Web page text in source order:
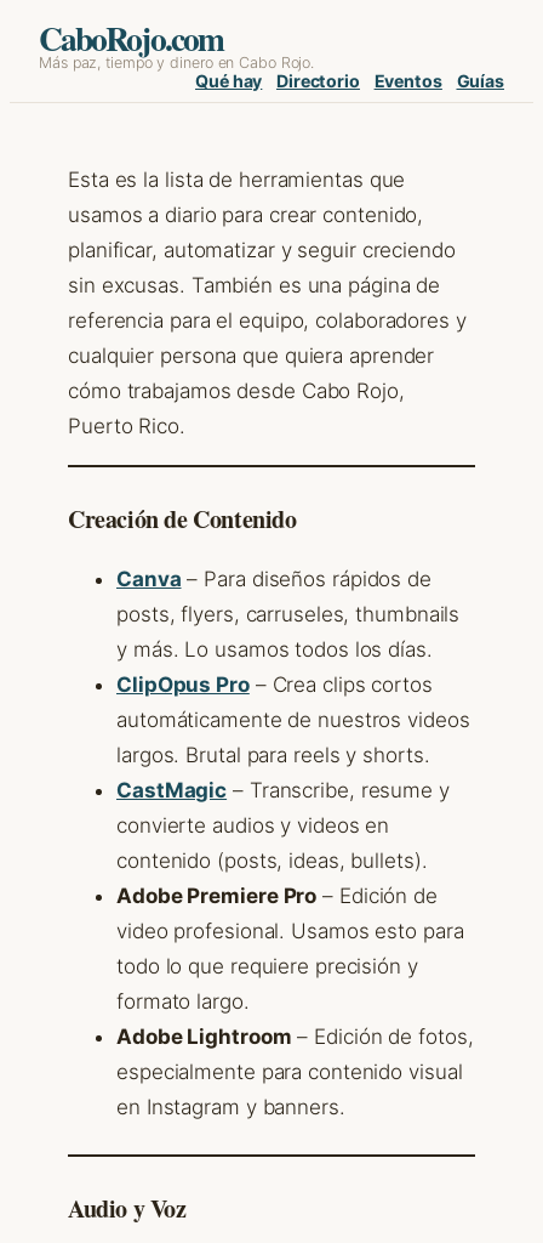
Skip
CaboRojo.com
Más paz, tiempo y dinero en Cabo Rojo.
Qué hay Directorio Eventos Guías
Esta es la lista de herramientas que
usamos a diario para crear contenido,
planificar, automatizar y seguir creciendo
sin excusas. También es una página de
referencia para el equipo, colaboradores y
cualquier persona que quiera aprender
cómo trabajamos desde Cabo Rojo,
Puerto Rico.
Creación de Contenido
Canva – Para diseños rápidos de
posts, flyers, carruseles, thumbnails
y más. Lo usamos todos los días.
ClipOpus Pro– Crea clips cortos
automáticamente de nuestros videos
largos. Brutal para reels y shorts.
CastMagic – Transcribe, resume y
convierte audios y videos en
contenido (posts, ideas, bullets).
Adobe Premiere Pro – Edición de
video profesional. Usamos esto para
todo lo que requiere precisión y
formato largo.
Adobe Lightroom – Edición de fotos,
especialmente para contenido visual
en Instagram y banners.
Audio y Voz